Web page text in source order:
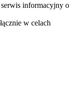
informacyjny o
w celach